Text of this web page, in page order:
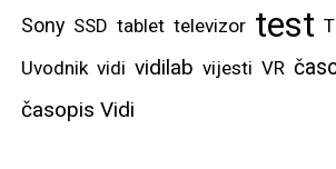
Sony SSD tablet televizor test
Uvodnik vidi vidilab vijesti VR
časopis Vidi